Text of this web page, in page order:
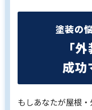
塗装の
「
成功
もしあなたが屋根